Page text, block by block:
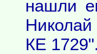
нашли
КЕ 1729".